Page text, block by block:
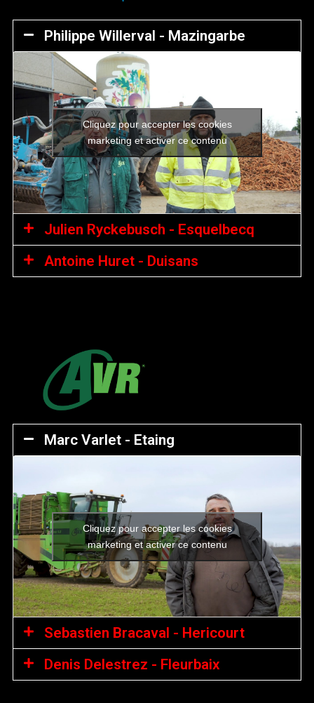
Philippe Willerval - Mazingarbe
Cliquez pour accepter les cookies
marketing et activer ce contenu
Julien Ryckebusch - Esquelbecq
Antoine Huret - Duisans
Marc Varlet - Etaing
Cliquez pour accepter les cookies
marketing et activer ce contenu
Sebastien Bracaval - Hericourt
Denis Delestrez - Fleurbaix